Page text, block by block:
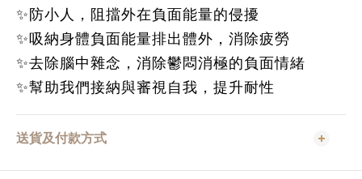
✨防小人，阻擋外在負面能量的侵擾
✨吸納身體負面能量排出體外，消除疲勞
✨去除腦中雜念，消除鬱悶消極的負面情緒
✨幫助我們接納與審視自我，提升耐性
送貨及付款方式